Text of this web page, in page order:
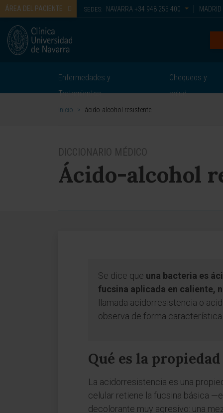
ÁREA DEL PACIENTE SEDES: NAVARRA +34 948 255 400 MADRID
Enfermedades y
Tratamientos
Chequeos y
salud
Inicio > ácido-alcohol resistente
DICCIONARIO MÉDICO
Ácido-alcohol
Se dice que una bacteria es
fucsina aplicada en caliente,
llamada acidorresistencia o
observa de forma
Qué es la
La acidorresistencia es una
celular retiene la fucsina básica
decolorante muy agresivo: una